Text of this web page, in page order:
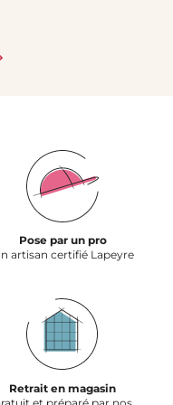
Pose par un pro
artisan certifié Lapeyre
Retrait en magasin